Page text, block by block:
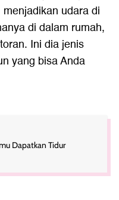
udara di
di dalam rumah,
Ini dia jenis
yang bisa Anda
Dapatkan Tidur